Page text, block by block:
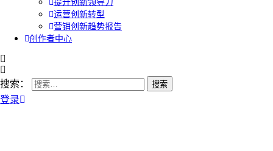
运营创新转型
营销创新趋势报告
创作者中心
搜索：
登录